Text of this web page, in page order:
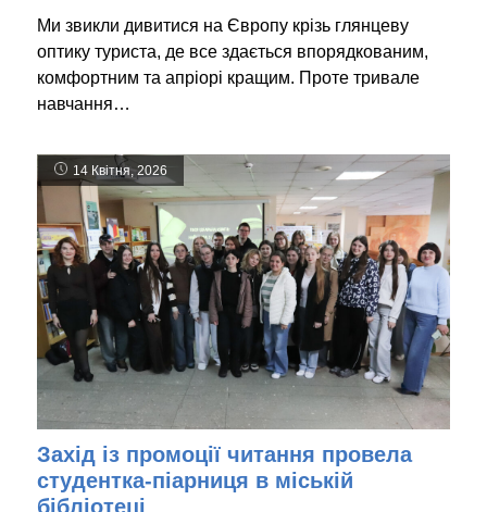
Ми звикли дивитися на Європу крізь глянцеву
оптику туриста, де все здається впорядкованим,
комфортним та апріорі кращим. Проте тривале
навчання…
14 Квітня, 2026
Захід із промоції читання провела
студентка-піарниця в міській
бібліотеці